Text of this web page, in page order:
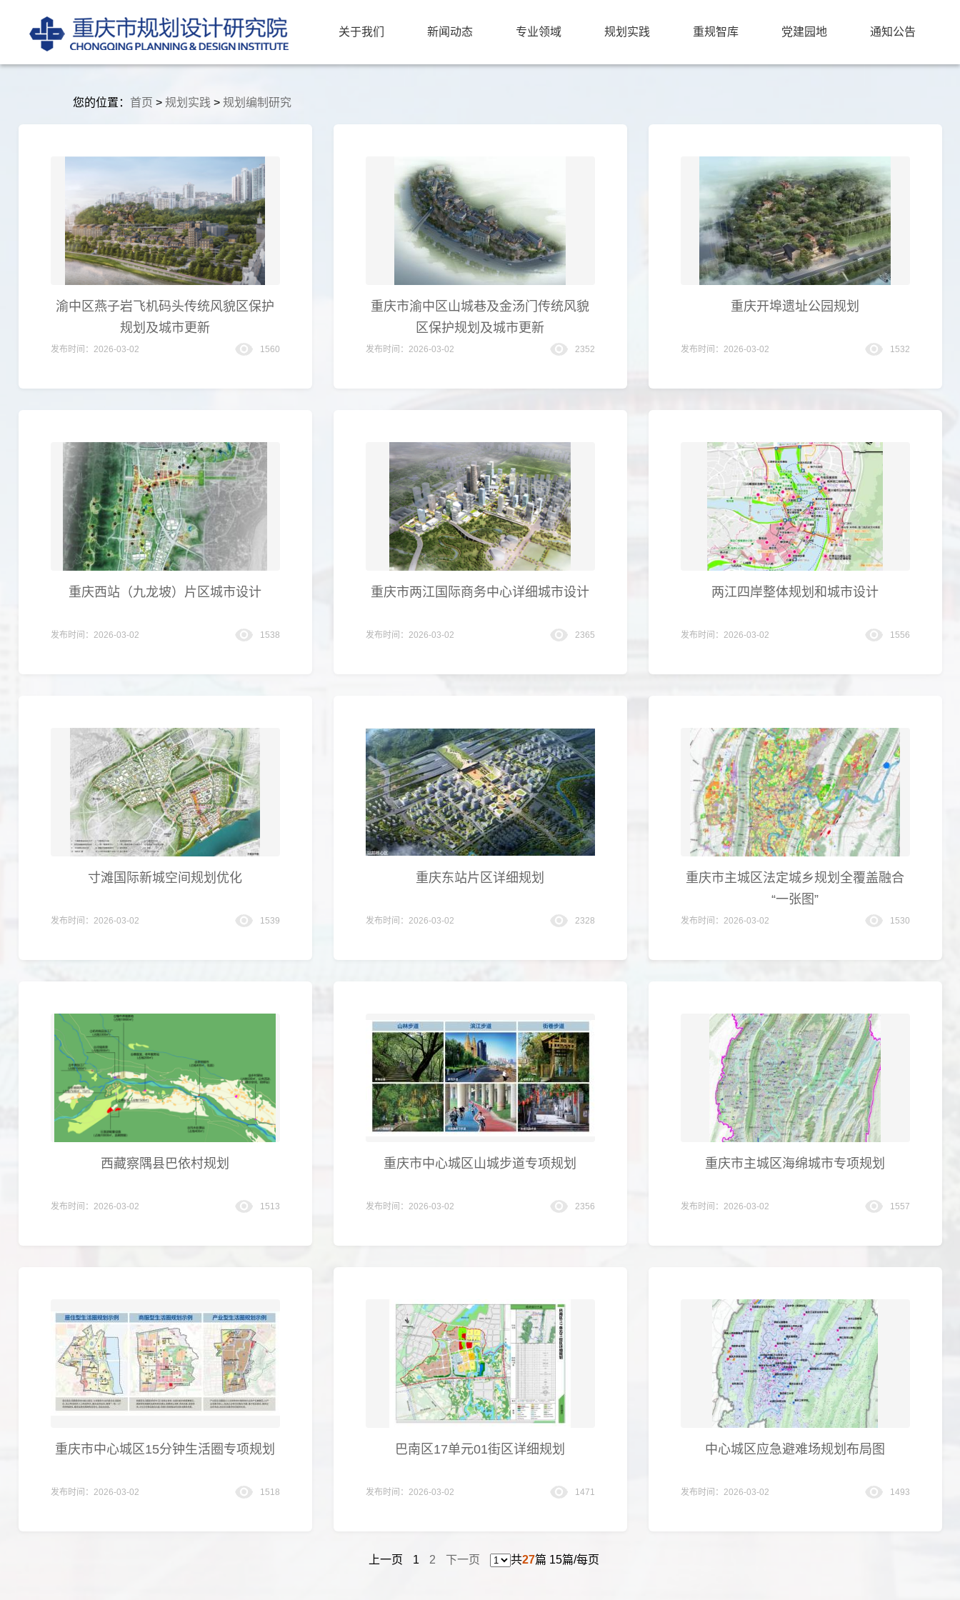
关于我们 新闻动态 专业领域 规划实践 重规智库 党建园地 通知公告
您的位置： 首页 > 规划实践 > 规划编制研究
渝中区燕子岩飞机码头传统风貌区保护
规划及城市更新
发布时间：2026-03-02 1560
重庆市渝中区山城巷及金汤门传统风貌
区保护规划及城市更新
发布时间：2026-03-02 2352
重庆开埠遗址公园规划
发布时间：2026-03-02 1532
重庆西站（九龙坡）片区城市设计
发布时间：2026-03-02 1538
重庆市两江国际商务中心详细城市设计
发布时间：2026-03-02 2365
两江四岸整体规划和城市设计
发布时间：2026-03-02 1556
寸滩国际新城空间规划优化
发布时间：2026-03-02 1539
重庆东站片区详细规划
发布时间：2026-03-02 2328
重庆市主城区法定城乡规划全覆盖融合
“一张图”
发布时间：2026-03-02 1530
西藏察隅县巴依村规划
发布时间：2026-03-02 1513
重庆市中心城区山城步道专项规划
发布时间：2026-03-02 2356
重庆市主城区海绵城市专项规划
发布时间：2026-03-02 1557
重庆市中心城区15分钟生活圈专项规划
发布时间：2026-03-02 1518
巴南区17单元01街区详细规划
发布时间：2026-03-02 1471
中心城区应急避难场规划布局图
发布时间：2026-03-02 1493
上一页 1 2 下一页 共27篇 15篇/每页